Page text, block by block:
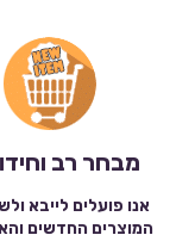
מבחר רב
אנו פועלים לייבא
המוצרים החדשים